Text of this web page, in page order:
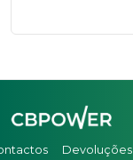
Devoluções